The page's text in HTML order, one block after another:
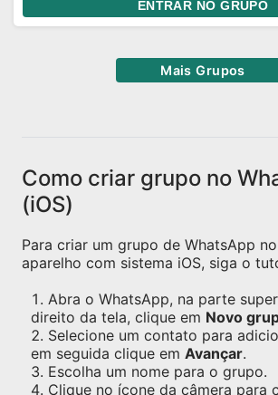
ENTRAR NO GRUPO
Mais Grupos
Como criar grupo no
(iOS)
Para criar um grupo de WhatsApp
aparelho com sistema iOS, siga o
Abra o WhatsApp, na parte
direito da tela, clique em Novo
Selecione um contato para
em seguida clique em Avançar.
Escolha um nome para o grupo.
Clique no ícone da câmera para